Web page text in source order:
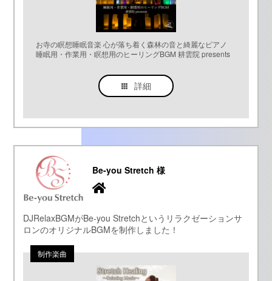
お寺の瞑想睡眠音楽 心が落ち着く森林の音と綺麗なピアノ
睡眠用・作業用・瞑想用のヒーリングBGM 耕雲院 presents
詳細
Be-you Stretch 様
DJRelaxBGMがBe-you Stretchというリラクゼーションサ
ロンのオリジナルBGMを制作しました！